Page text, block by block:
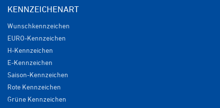
KENNZEICHENART
Wunschkennzeichen
EURO-Kennzeichen
H-Kennzeichen
E-Kennzeichen
Saison-Kennzeichen
Rote Kennzeichen
Grüne Kennzeichen